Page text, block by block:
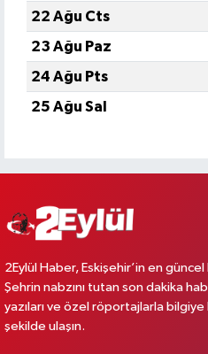
22 Ağu Cts
23 Ağu Paz
24 Ağu Pts
25 Ağu Sal
2Eylül Haber, Eskişehir’in en
Şehrin nabzını tutan son dakika
yazıları ve özel röportajlarla bilgiye
şekilde ulaşın.